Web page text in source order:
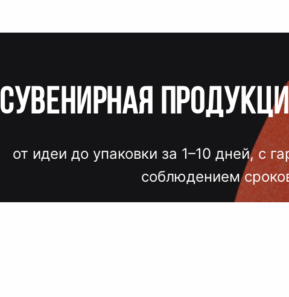
Сувенирная
от идеи до упаковки за 1–10 дней, с
соблюдением